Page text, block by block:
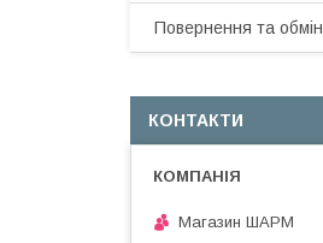
Повернення та обмін
КОНТАКТИ
Магазин ШАРМ